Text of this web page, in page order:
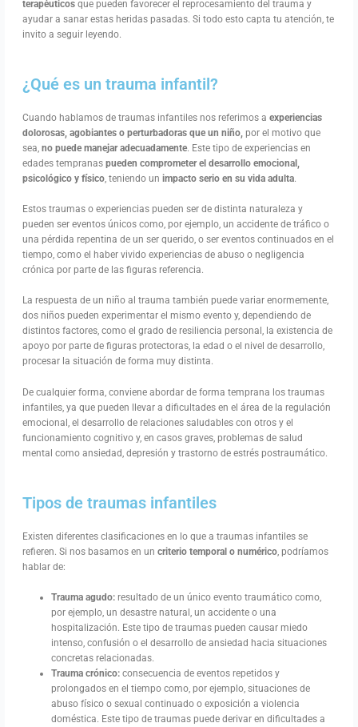
terapéuticos que pueden favorecer el reprocesamiento del trauma y
ayudar a sanar estas heridas pasadas. Si todo esto capta tu atención, te
invito a seguir leyendo.
¿Qué es un trauma infantil?
Cuando hablamos de traumas infantiles nos referimos aexperiencias
dolorosas, agobiantes o perturbadoras que un niño, por el motivo que
sea, no puede manejar adecuadamente. Este tipo de experiencias en
edades tempranaspueden comprometer el desarrollo emocional,
psicológico y físico, teniendo unimpacto serio en su vida adulta.
Estos traumas o experiencias pueden ser de distinta naturaleza y
pueden ser eventos únicos como, por ejemplo, un accidente de tráfico o
una pérdida repentina de un ser querido, o ser eventos continuados en el
tiempo, como el haber vivido experiencias de abuso o negligencia
crónica por parte de las figuras referencia.
La respuesta de un niño al trauma también puede variar enormemente,
dos niños pueden experimentar el mismo evento y, dependiendo de
distintos factores, como el grado de resiliencia personal, la existencia de
apoyo por parte de figuras protectoras, la edad o el nivel de desarrollo,
procesar la situación de forma muy distinta.
De cualquier forma, conviene abordar de forma temprana los traumas
infantiles, ya que pueden llevar a dificultades en el área de la regulación
emocional, el desarrollo de relaciones saludables con otros y el
funcionamiento cognitivo y, en casos graves, problemas de salud
mental como ansiedad, depresión y trastorno de estrés postraumático.
Tipos de traumas infantiles
Existen diferentes clasificaciones en lo que a traumas infantiles se
refieren. Si nos basamos en uncriterio temporal o numérico, podríamos
hablar de:
Trauma agudo: resultado de un único evento traumático como,
por ejemplo, un desastre natural, un accidente o una
hospitalización. Este tipo de traumas pueden causar miedo
intenso, confusión o el desarrollo de ansiedad hacia situaciones
concretas relacionadas.
Trauma crónico: consecuencia de eventos repetidos y
prolongados en el tiempo como, por ejemplo, situaciones de
abuso físico o sexual continuado o exposición a violencia
doméstica. Este tipo de traumas puede derivar en dificultades a